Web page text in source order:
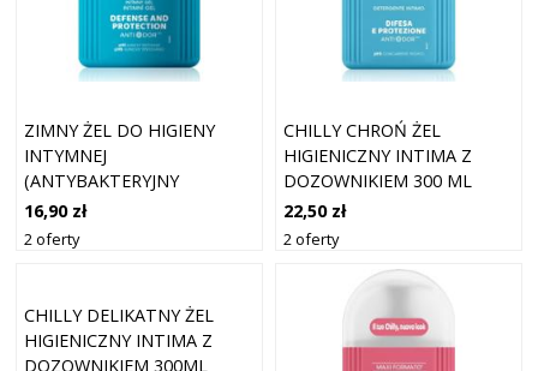
ZIMNY ŻEL DO HIGIENY
INTYMNEJ
(ANTYBAKTERYJNY
INTYMNY) 200 ML
16,90 zł
2 oferty
CHILLY CHROŃ ŻEL
HIGIENICZNY INTIMA Z
DOZOWNIKIEM 300 ML
22,50 zł
2 oferty
CHILLY DELIKATNY ŻEL
HIGIENICZNY INTIMA Z
DOZOWNIKIEM 300ML